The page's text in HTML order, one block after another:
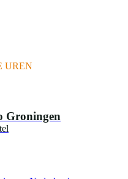
UREN
Groningen